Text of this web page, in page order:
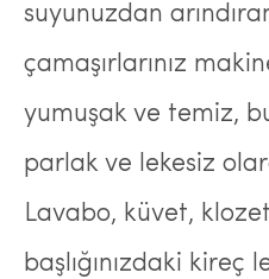
suyunuzdan
çamaşırlarınız
yumuşak ve temiz,
parlak ve lekesiz
Lavabo, küvet,
başlığınızdaki kireç